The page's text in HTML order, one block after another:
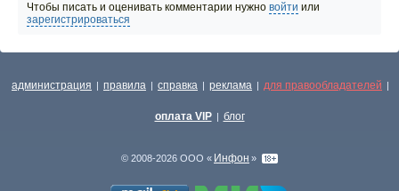
Чтобы писать и оценивать комментарии нужно войти или
зарегистрироваться
администрация | правила | справка | реклама | для правообладателей |
оплата VIP | блог
© 2008-2026 ООО « Инфон »